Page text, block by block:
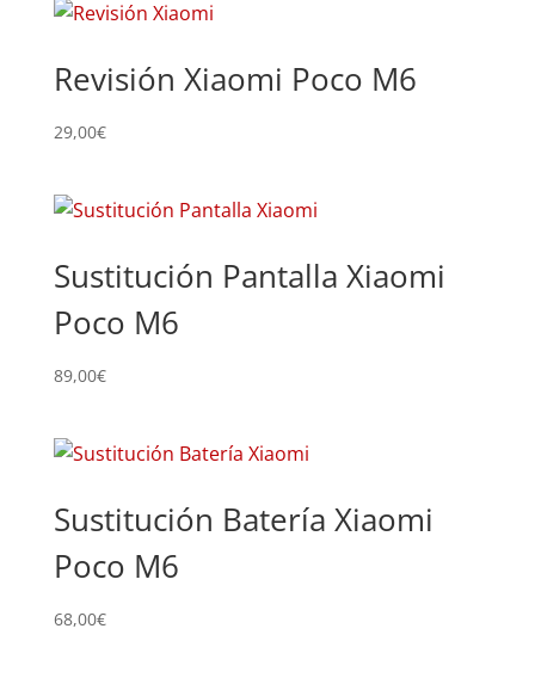
Revisión Xiaomi Poco M6
29,00€
Sustitución Pantalla Xiaomi
Poco M6
89,00€
Sustitución Batería Xiaomi
Poco M6
68,00€